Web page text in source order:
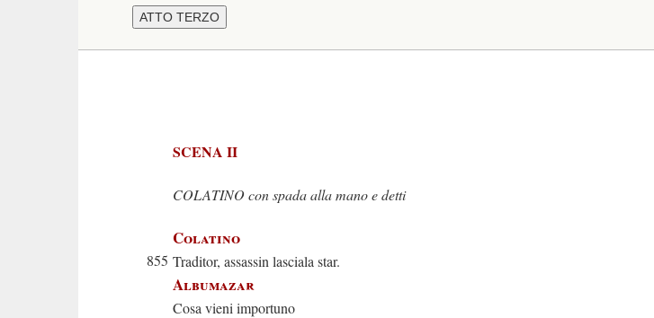
SCENA II
COLATINO con spada alla mano e detti
Colatino
855 Traditor, assassin lasciala star.
Albumazar
Cosa vieni importuno